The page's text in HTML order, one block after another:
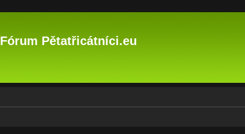
Fórum Pětatřicátníci.eu